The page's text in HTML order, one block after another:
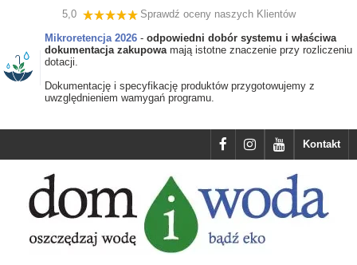
5,0
Sprawdź oceny naszych Klientów
Mikroretencja 2026 - odpowiedni dobór systemu i właściwa
dokumentacja zakupowamają istotne znaczenie przy rozliczeniu
dotacji.
Dokumentację i specyfikację produktów przygotowujemy z
uwzględnieniem wamygań programu.
Kontakt